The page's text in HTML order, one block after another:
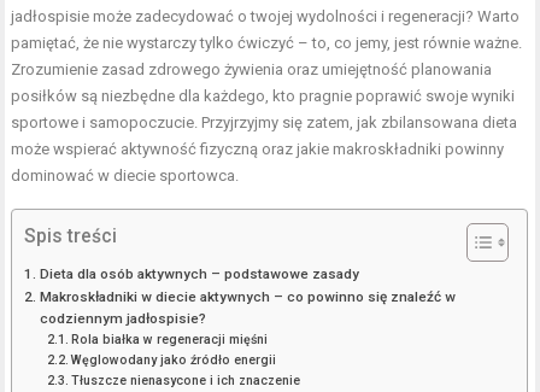
jadłospisie może zadecydować o twojej wydolności i regeneracji? Warto
pamiętać, że nie wystarczy tylko ćwiczyć – to, co jemy, jest równie ważne.
Zrozumienie zasad zdrowego żywienia oraz umiejętność planowania
posiłków są niezbędne dla każdego, kto pragnie poprawić swoje wyniki
sportowe i samopoczucie. Przyjrzyjmy się zatem, jak zbilansowana dieta
może wspierać aktywność fizyczną oraz jakie makroskładniki powinny
dominować w diecie sportowca.
Spis treści
Dieta dla osób aktywnych – podstawowe zasady
Makroskładniki w diecie aktywnych – co powinno się znaleźć w
codziennym jadłospisie?
Rola białka w regeneracji mięśni
Węglowodany jako źródło energii
Tłuszcze nienasycone i ich znaczenie